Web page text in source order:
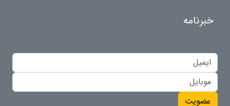
خبرنامه
عضویت